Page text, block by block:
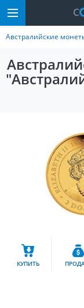
Австралийские
КУПИТЬ